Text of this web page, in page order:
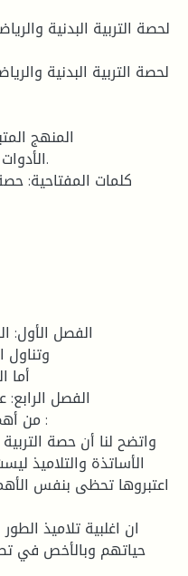
المنهج
كلمات المفتاحية:
الفصل الأول:
وتناول
أما
الفصل
من
الأساتذة والتلاميذ
اعتبروها تحظى بنفس
حياتهم وبالأخص في